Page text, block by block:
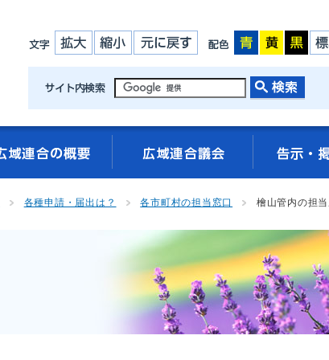
各種申請・届出は？ 各市町村の担当窓口 檜山管内の担